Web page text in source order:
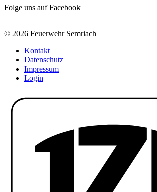
Folge uns auf Facebook
© 2026 Feuerwehr Semriach
Kontakt
Datenschutz
Impressum
Login